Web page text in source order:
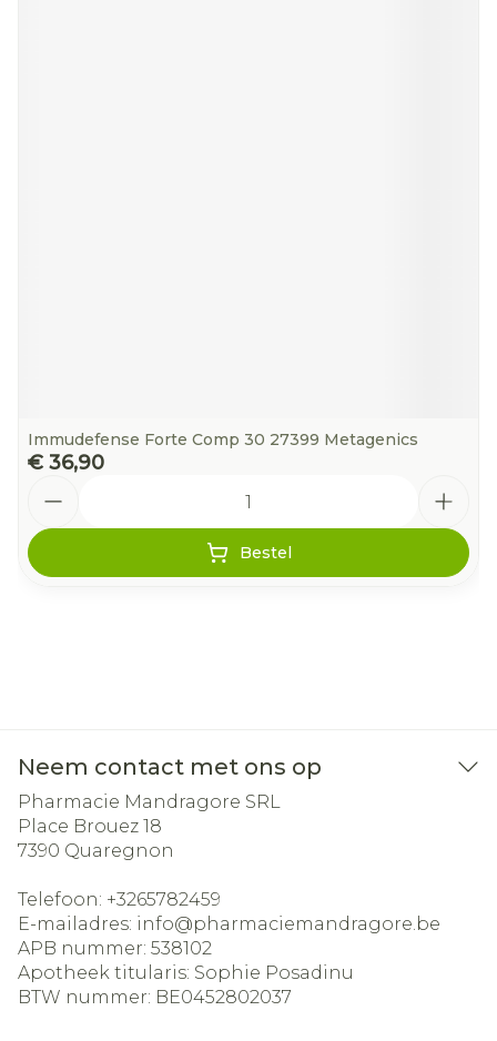
Immudefense Forte Comp 30 27399 Metagenics
€ 36,90
Bestel
Neem contact met ons op
Pharmacie Mandragore SRL
Place Brouez 18
7390 Quaregnon
Telefoon: +3265782459
E-mailadres: info@pharmaciemandragore.be
APB nummer: 538102
Apotheek titularis: Sophie Posadinu
BTW nummer: BE0452802037